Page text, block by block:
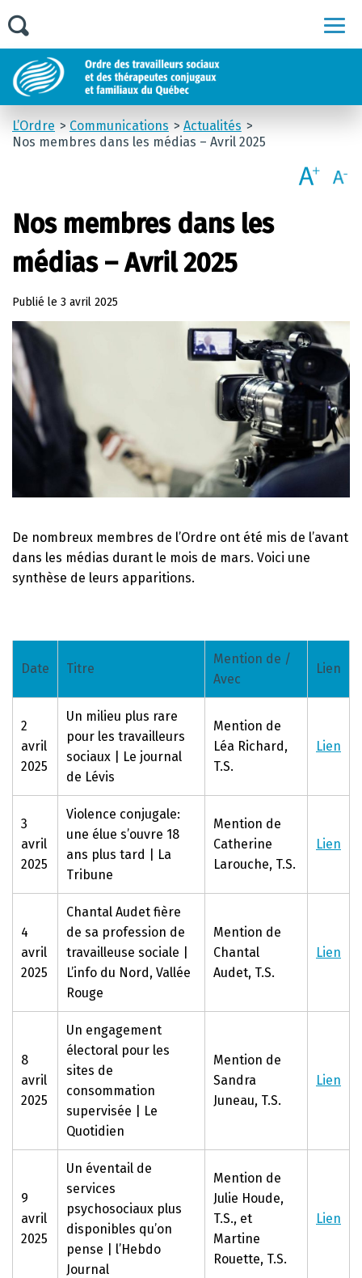
L’Ordre Communications
Actualités
Nos membres dans les médias – Avril 2025
Nos membres dans les
médias – Avril 2025
Publié le 3 avril 2025
De nombreux membres de l’Ordre ont été mis de l’avant
dans les médias durant le mois de mars. Voici une
synthèse de leurs apparitions.
Date Titre
Mention de /
Avec
Lien
2
avril
2025
Un milieu plus rare
pour les travailleurs
sociaux | Le journal
de Lévis
Mention de
Léa Richard,
T.S.
Lien
3
avril
2025
Violence conjugale:
une élue s’ouvre 18
ans plus tard | La
Tribune
Mention de
Catherine
Larouche, T.S.
Lien
4
avril
2025
Chantal Audet fière
de sa profession de
travailleuse sociale |
L’info du Nord, Vallée
Rouge
Mention de
Chantal
Audet, T.S.
Lien
8
avril
2025
Un engagement
électoral pour les
sites de
consommation
supervisée | Le
Quotidien
Mention de
Sandra
Juneau, T.S.
Lien
9
avril
2025
Un éventail de
services
psychosociaux plus
disponibles qu’on
pense | l’Hebdo
Journal
Mention de
Julie Houde,
T.S., et
Martine
Rouette, T.S.
Lien